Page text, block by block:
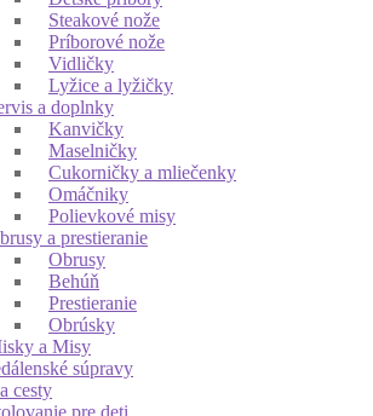
Steakové nože
Príborové nože
Vidličky
Lyžice a lyžičky
a doplnky
Kanvičky
Maselničky
Cukorničky a mliečenky
Omáčniky
Polievkové misy
a prestieranie
Obrusy
Behúň
Prestieranie
Obrúsky
a Misy
súpravy
cesty
pre deti